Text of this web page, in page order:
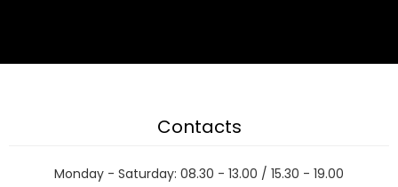
Contacts
Monday - Saturday: 08.30 - 13.00 / 15.30 - 19.00